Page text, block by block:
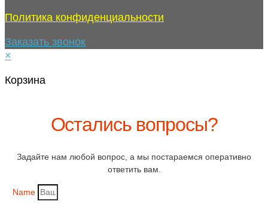
Политика конфиденциальности
Заказать звонок
×
Корзина
Остались вопросы?
Задайте нам любой вопрос, а мы постараемся оперативно
ответить вам.
Name